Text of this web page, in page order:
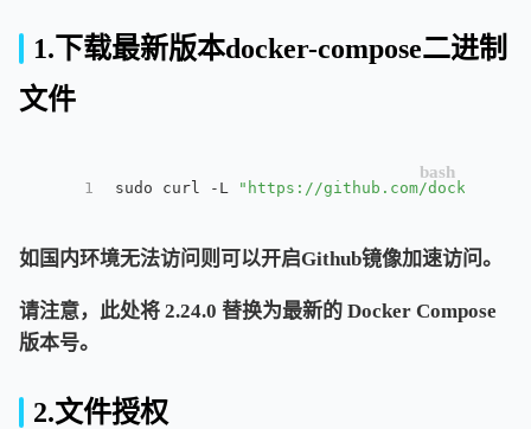
1.下载最新版本docker-compose二进制
文件
1 sudo curl -L "https://github.com/docker/
如国内环境无法访问则可以开启Github镜像加速访问。
请注意，此处将 2.24.0 替换为最新的 Docker Compose
版本号。
2.文件授权